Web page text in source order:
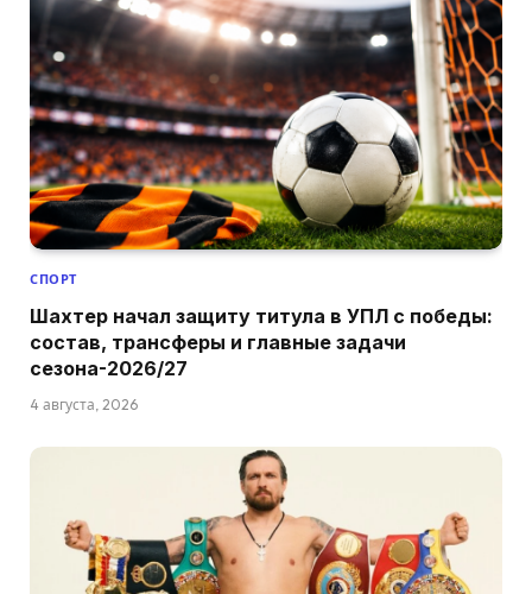
СПОРТ
Шахтер начал защиту титула в УПЛ с победы:
состав, трансферы и главные задачи
сезона-2026/27
4 августа, 2026